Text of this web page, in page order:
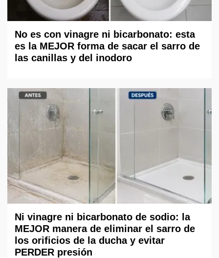
No es con vinagre ni bicarbonato: esta
es la MEJOR forma de sacar el sarro de
las canillas y del inodoro
Ni vinagre ni bicarbonato de sodio: la
MEJOR manera de eliminar el sarro de
los orificios de la ducha y evitar
PERDER presión